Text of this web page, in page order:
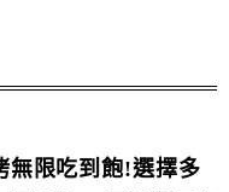
無限吃到飽!選擇多